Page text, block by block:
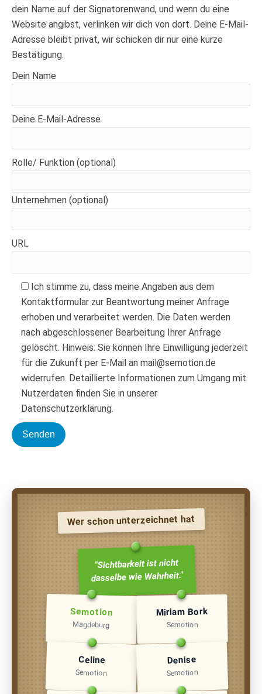
dein Name auf der Signatorenwand, und wenn du eine
Website angibst, verlinken wir dich von dort. Deine E-Mail-
Adresse bleibt privat, wir schicken dir nur eine kurze
Bestätigung.
Dein Name
Deine E-Mail-Adresse
Rolle/ Funktion (optional)
Unternehmen (optional)
URL
Ich stimme zu, dass meine Angaben aus dem
Kontaktformular zur Beantwortung meiner Anfrage
erhoben und verarbeitet werden. Die Daten werden
nach abgeschlossener Bearbeitung Ihrer Anfrage
gelöscht. Hinweis: Sie können Ihre Einwilligung jederzeit
für die Zukunft per E-Mail an mail@semotion.de
widerrufen. Detaillierte Informationen zum Umgang mit
Nutzerdaten finden Sie in unserer
Datenschutzerklärung.
Wer schon unterzeichnet hat
"Sichtbarkeit ist nicht
dasselbe wie Wahrheit."
Semotion
Magdeburg
Miriam Bork
Semotion
Celine
Semotion
Denise
Semotion